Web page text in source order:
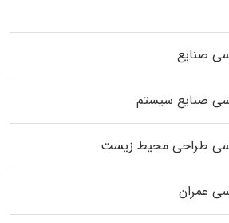
صنایع
صنایع سیستم
طراحی محیط زیست
عمران